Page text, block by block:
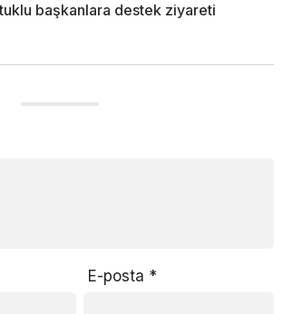
başkanlara destek ziyareti
E-posta *